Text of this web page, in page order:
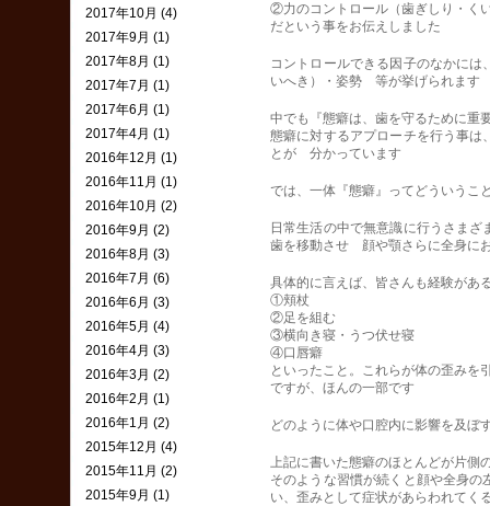
②力のコントロール（歯ぎしり・く
だという事をお伝えしました
コントロールできる因子のなかに
いへき）・姿勢 等が挙げられます
中でも『態癖は、歯を守るために重
態癖に対するアプローチを行う事
とが 分かっています
では、一体『態癖』ってどういうこ
日常生活の中で無意識に行うさま
歯を移動させ 顔や顎さらに全身に
具体的に言えば、皆さんも経験が
①頬杖
②足を組む
③横向き寝・うつ伏せ寝
④口唇癖
といったこと。これらが体の歪みを
ですが、ほんの一部です
どのように体や口腔内に影響を及ぼ
上記に書いた態癖のほとんどが片側
そのような習慣が続くと顔や全身
い、歪みとして症状があらわれてく
2017年10月 (4)
2017年9月 (1)
2017年8月 (1)
2017年7月 (1)
2017年6月 (1)
2017年4月 (1)
2016年12月 (1)
2016年11月 (1)
2016年10月 (2)
2016年9月 (2)
2016年8月 (3)
2016年7月 (6)
2016年6月 (3)
2016年5月 (4)
2016年4月 (3)
2016年3月 (2)
2016年2月 (1)
2016年1月 (2)
2015年12月 (4)
2015年11月 (2)
2015年9月 (1)